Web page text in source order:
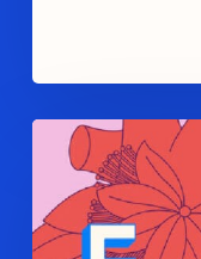
jolies
culturelles